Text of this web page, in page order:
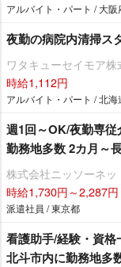
アルバイト・パート / 大阪
夜勤の病院内清掃ス
ワタキューセイモア株
時給1,112円
アルバイト・パート / 北海
週1回～OK/夜勤専
勤務地多数 2カ月～
株式会社ニッソーネッ
時給1,730円～2,287円
派遣社員 / 東京都
看護助手/経験・資
北斗市内に勤務地多